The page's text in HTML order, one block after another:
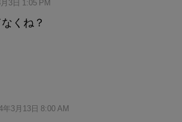
3日 1:05 PM
くね？
年3月13日 8:00 AM